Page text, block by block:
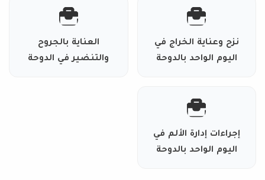
نزح وعناية الخراج في
اليوم الواحد بالدوحة
العناية بالجروح
والتنضير في الدوحة
إجراءات إدارة الألم في
اليوم الواحد بالدوحة